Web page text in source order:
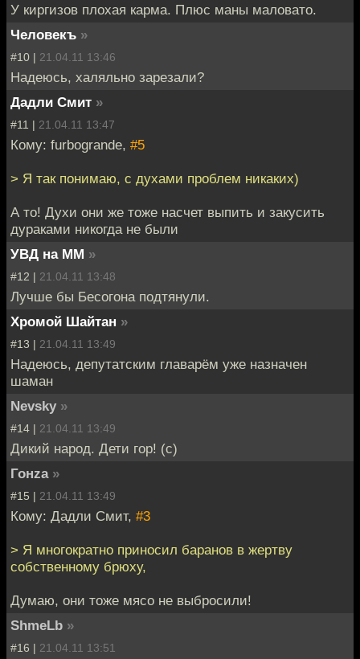
У киргизов плохая карма. Плюс маны маловато.
Человекъ »
#10 | 21.04.11 13:46
Надеюсь, халяльно зарезали?
Дадли Смит »
#11 | 21.04.11 13:47
Кому: furbogrande, #5
> Я так понимаю, с духами проблем никаких)
А то! Духи они же тоже насчет выпить и закусить
дураками никогда не были
УВД на ММ »
#12 | 21.04.11 13:48
Лучше бы Бесогона подтянули.
Хромой Шайтан »
#13 | 21.04.11 13:49
Надеюсь, депутатским главарём уже назначен
шаман
Nevsky »
#14 | 21.04.11 13:49
Дикий народ. Дети гор! (с)
Гонzа »
#15 | 21.04.11 13:49
Кому: Дадли Смит, #3
> Я многократно приносил баранов в жертву
собственному брюху,
Думаю, они тоже мясо не выбросили!
ShmeLb »
#16 | 21.04.11 13:51